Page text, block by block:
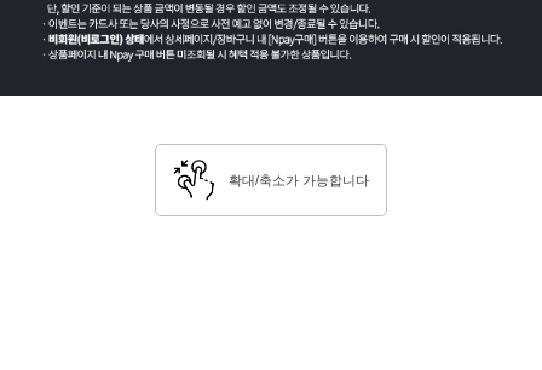
확대/축소가 가능합니다